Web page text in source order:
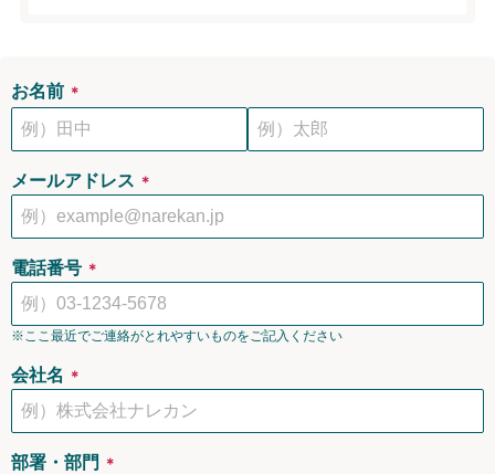
お名前 ＊
メールアドレス ＊
電話番号 ＊
※ここ最近でご連絡がとれやすいものをご記入ください
会社名 ＊
部署・部門 ＊